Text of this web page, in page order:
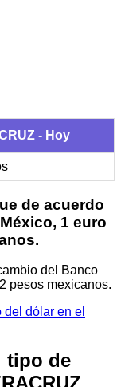
- Hoy
de acuerdo
1 euro
del Banco
pesos mexicanos.
dólar en el
tipo de